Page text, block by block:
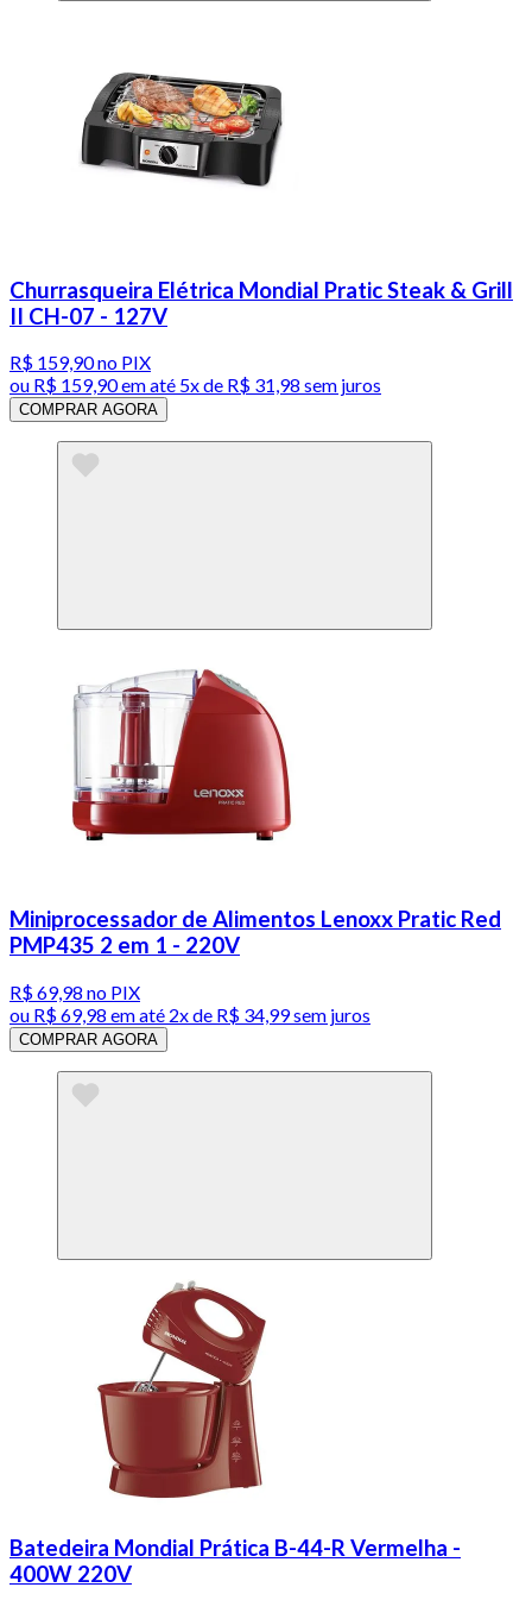
Churrasqueira Elétrica Mondial Pratic Steak & Grill
II CH-07 - 127V
R$ 159,90no PIX
ou R$ 159,90em até 5x de R$ 31,98 sem juros
COMPRAR AGORA
Miniprocessador de Alimentos Lenoxx Pratic Red
PMP435 2 em 1 - 220V
R$ 69,98 no PIX
ou R$ 69,98 em até 2x de R$ 34,99 sem juros
COMPRAR AGORA
Batedeira Mondial Prática B-44-R Vermelha -
400W 220V